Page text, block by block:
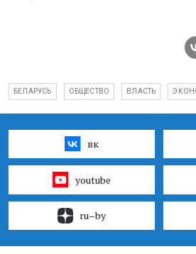
БЕЛАРУСЬ ОБЩЕСТВО ВЛАСТЬ
вк
youtube
ru–by